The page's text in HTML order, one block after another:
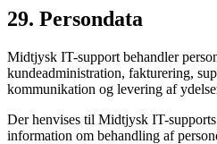
29. Persondata
Midtjysk IT-support behandler
kundeadministration, fakturering,
kommunikation og levering af
Der henvises til Midtjysk IT-
information om behandling af